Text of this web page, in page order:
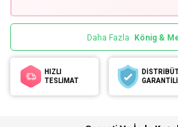
Daha Fazla König &
HIZLI
TESLİMAT
GARANTİLİ